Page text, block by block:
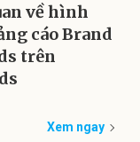
về hình
cáo Brand
trên
Xem ngay